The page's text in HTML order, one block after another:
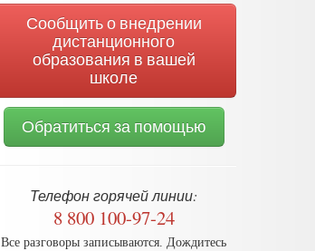
Сообщить о внедрении
дистанционного
образования в вашей
школе
Обратиться за помощью
Телефон горячей линии:
8 800 100-97-24
Все разговоры записываются. Дождитесь